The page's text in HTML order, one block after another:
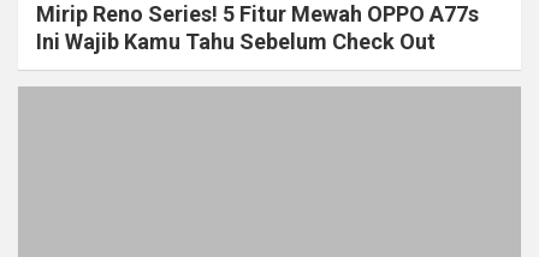
Mirip Reno Series! 5 Fitur Mewah OPPO A77s
Ini Wajib Kamu Tahu Sebelum Check Out